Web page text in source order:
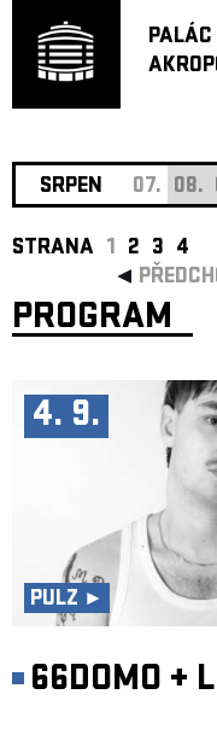
PALÁC
SRPEN 07. 08.
STRANA 1 2 3 4
PROGRAM
4. 9.
PULZ ►
66DOMO +